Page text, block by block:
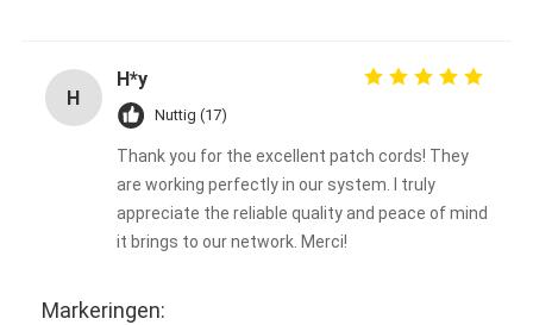
H
H*y
Nuttig (17)
Thank you for the excellent patch cords! They
are working perfectly in our system. I truly
appreciate the reliable quality and peace of mind
it brings to our network. Merci!
Markeringen: